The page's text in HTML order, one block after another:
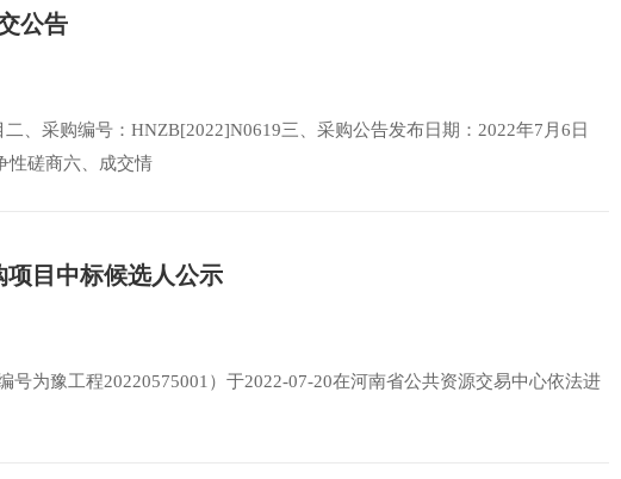
公告
、采购编号：HNZB[2022]N0619三、采购公告发布日期：2022年7月6日
性磋商六、成交情
目中标候选人公示
为豫工程20220575001）于2022-07-20在河南省公共资源交易中心依法进